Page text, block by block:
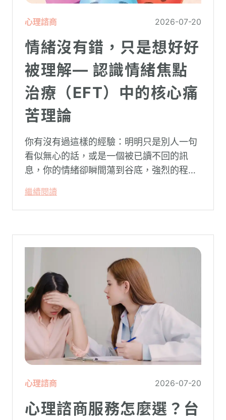
心理諮商 2026-07-20
情緒沒有錯，只是想好好
被理解— 認識情緒焦點
治療（EFT）中的核心痛
苦理論
你有沒有過這樣的經驗：明明只是別人一句
看似無心的話，或是一個被已讀不回的訊
息，你的情緒卻瞬間蕩到谷底，強烈的程度
怪：「事情真的有這麼嚴重嗎？」
繼續閱讀
心理諮商 2026-07-20
心理諮商服務怎麼選？台